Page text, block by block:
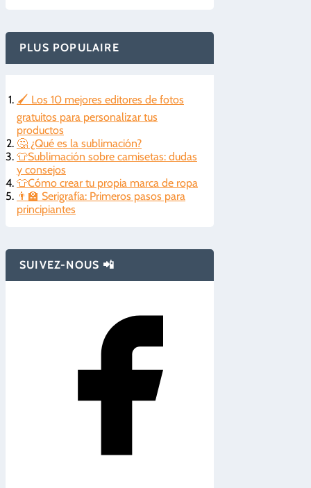
PLUS POPULAIRE
🖌️ Los 10 mejores editores de fotos
gratuitos para personalizar tus
productos
🤔 ¿Qué es la sublimación?
👕Sublimación sobre camisetas: dudas
y consejos
👕Cómo crear tu propia marca de ropa
👨‍🏫 Serigrafía: Primeros pasos para
principiantes
SUIVEZ-NOUS 📲